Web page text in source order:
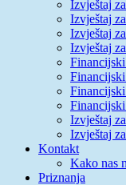
Izvještaj
Izvještaj
Izvještaj
Izvještaj
Izvještaj
Izvještaj
Kontakt
Kako nas
Priznanja